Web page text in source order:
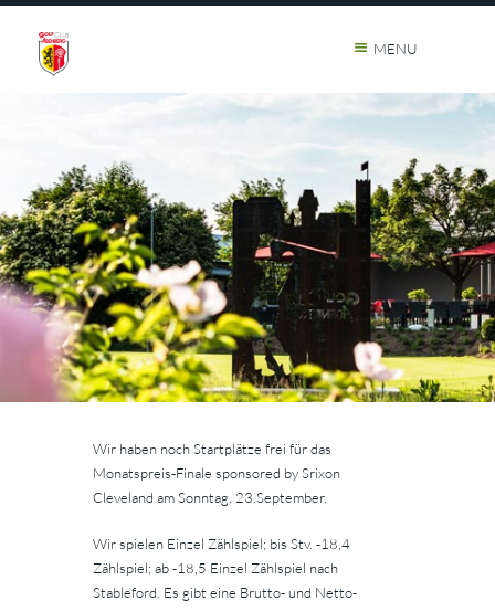
MENU
Wir haben noch Startplätze frei für das
Monatspreis-Finale sponsored by Srixon
Cleveland am Sonntag, 23.September.
Wir spielen Einzel Zählspiel; bis Stv. -18,4
Zählspiel; ab -18,5 Einzel Zählspiel nach
Stableford. Es gibt eine Brutto- und Netto-